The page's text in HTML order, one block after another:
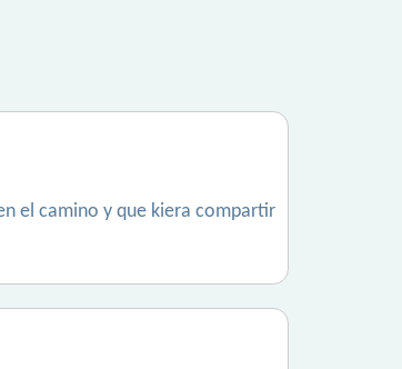
el camino y que kiera compartir